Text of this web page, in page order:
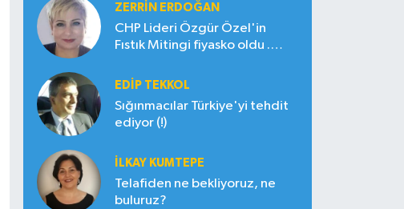
ZERRIN ERDOĞAN
CHP Lideri Özgür Özel'in
Fıstık Mitingi fiyasko oldu .
EDIP TEKKOL
Sığınmacılar Türkiye'yi tehdit
ediyor (!)
İLKAY KUMTEPE
Telafiden ne bekliyoruz, ne
buluruz?